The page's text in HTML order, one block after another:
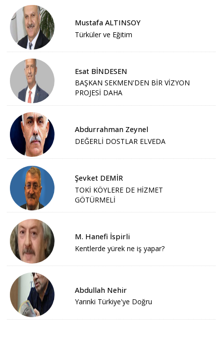
Mustafa ALTINSOY
Türküler ve Eğitim
Esat BİNDESEN
BAŞKAN SEKMEN'DEN BİR VİZYON
PROJESİ DAHA
Abdurrahman Zeynel
DEĞERLİ DOSTLAR ELVEDA
Şevket DEMİR
TOKİ KÖYLERE DE HİZMET
GÖTÜRMELİ
M. Hanefi İspirli
Kentlerde yürek ne iş yapar?
Abdullah Nehir
Yarınki Türkiye'ye Doğru